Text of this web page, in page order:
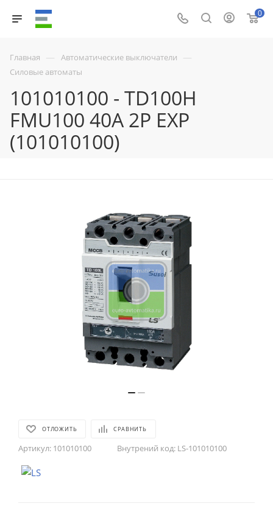
0
Главная — Автоматические выключатели —
Силовые автоматы
101010100 - TD100H
FMU100 40A 2P EXP
(101010100)
ОТЛОЖИТЬ СРАВНИТЬ
Артикул: 101010100 Внутрений код: LS-101010100